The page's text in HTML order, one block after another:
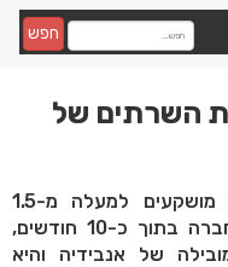
חפש
השרתים של
חוות השרתים החדשה, שבהקמתה מושקעים למעלה מ-1.5
מיליארד שקלים, עתידה להימסר לחברה בתוך כ-10 חודשים,
של אנבידיה והיא